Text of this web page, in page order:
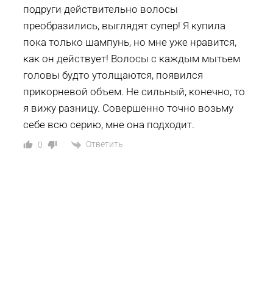
подруги действительно волосы
преобразились, выглядят супер! Я купила
пока только шампунь, но мне уже нравится,
как он действует! Волосы с каждым мытьем
головы будто утолщаются, появился
прикорневой объем. Не сильный, конечно, то
я вижу разницу. Совершенно точно возьму
себе всю серию, мне она подходит.
0 Ответить